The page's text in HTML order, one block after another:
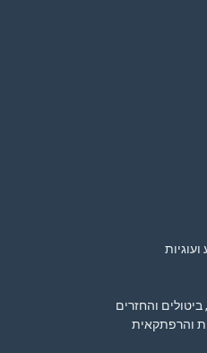
והחזרים
והרפתקאית